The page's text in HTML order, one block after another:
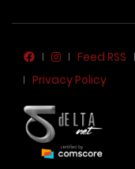
Feed RSS
Privacy Policy